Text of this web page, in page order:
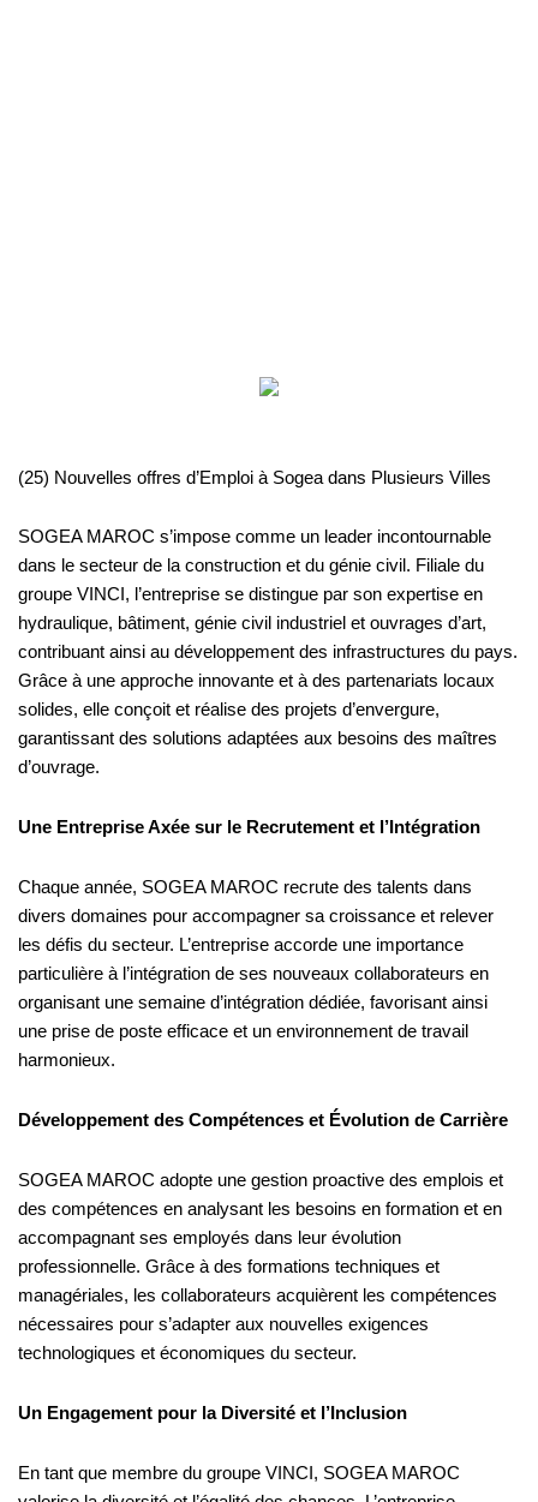
(25) Nouvelles offres d’Emploi à Sogea dans Plusieurs Villes
SOGEA MAROC s’impose comme un leader incontournable
dans le secteur de la construction et du génie civil. Filiale du
groupe VINCI, l’entreprise se distingue par son expertise en
hydraulique, bâtiment, génie civil industriel et ouvrages d’art,
contribuant ainsi au développement des infrastructures du pays.
Grâce à une approche innovante et à des partenariats locaux
solides, elle conçoit et réalise des projets d’envergure,
garantissant des solutions adaptées aux besoins des maîtres
d’ouvrage.
Une Entreprise Axée sur le Recrutement et l’Intégration
Chaque année, SOGEA MAROC recrute des talents dans
divers domaines pour accompagner sa croissance et relever
les défis du secteur. L’entreprise accorde une importance
particulière à l’intégration de ses nouveaux collaborateurs en
organisant une semaine d’intégration dédiée, favorisant ainsi
une prise de poste efficace et un environnement de travail
harmonieux.
Développement des Compétences et Évolution de Carrière
SOGEA MAROC adopte une gestion proactive des emplois et
des compétences en analysant les besoins en formation et en
accompagnant ses employés dans leur évolution
professionnelle. Grâce à des formations techniques et
managériales, les collaborateurs acquièrent les compétences
nécessaires pour s’adapter aux nouvelles exigences
technologiques et économiques du secteur.
Un Engagement pour la Diversité et l’Inclusion
En tant que membre du groupe VINCI, SOGEA MAROC